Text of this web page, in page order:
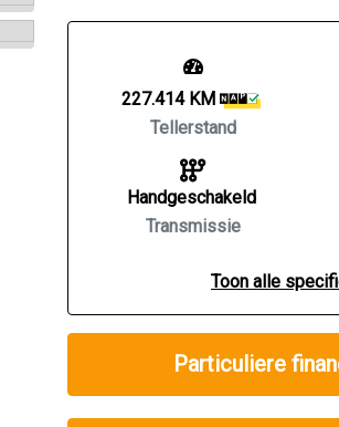
227.414 KM
Tellerstand
Handgeschakeld
Transmissie
Toon alle
Particuliere